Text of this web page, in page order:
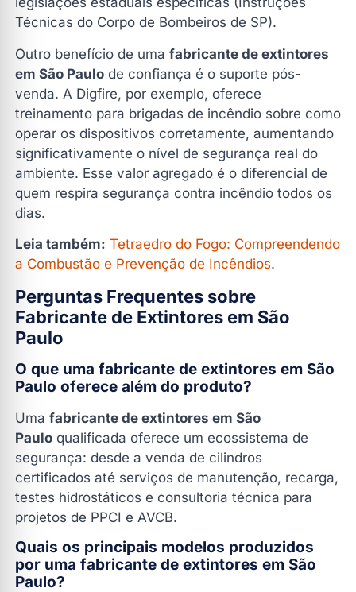
Técnicas do Corpo de Bombeiros de SP).
Outro benefício de uma fabricante de extintores
em São Paulo de confiança é o suporte pós-
venda. A Digfire, por exemplo, oferece
treinamento para brigadas de incêndio sobre como
operar os dispositivos corretamente, aumentando
significativamente o nível de segurança real do
ambiente. Esse valor agregado é o diferencial de
quem respira segurança contra incêndio todos os
dias.
Leia também: Tetraedro do Fogo: Compreendendo
a Combustão e Prevenção de Incêndios.
Perguntas Frequentes sobre
Fabricante de Extintores em São
Paulo
O que uma fabricante de extintores em São
Paulo oferece além do produto?
Uma fabricante de extintores em São
Paulo qualificada oferece um ecossistema de
segurança: desde a venda de cilindros
certificados até serviços de manutenção, recarga,
testes hidrostáticos e consultoria técnica para
projetos de PPCI e AVCB.
Quais os principais modelos produzidos
por uma fabricante de extintores em São
Paulo?